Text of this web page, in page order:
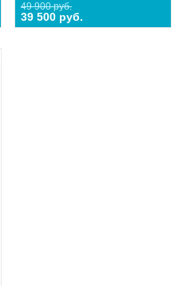
49 900 руб.
39 500 руб.